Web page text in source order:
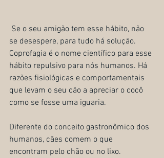
se desespere, para tudo há solução.
Coprofagia é o nome científico para esse
hábito repulsivo para nós humanos. Há
razões fisiológicas e comportamentais
que levam o seu cão a apreciar o cocô
como se fosse uma iguaria.
Diferente do conceito gastronômico dos
humanos, cães comem o que
encontram pelo chão ou no lixo.